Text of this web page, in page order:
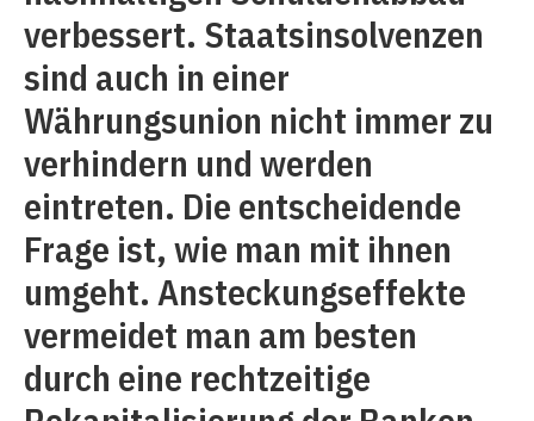
verbessert. Staatsinsolvenzen
sind auch in einer
Währungsunion nicht immer zu
verhindern und werden
eintreten. Die entscheidende
Frage ist, wie man mit ihnen
umgeht. Ansteckungseffekte
vermeidet man am besten
durch eine rechtzeitige